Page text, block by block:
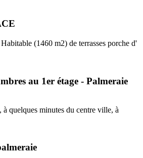
(1460 m2) de terrasses porche d'
au 1er étage - Palmeraie
quelques minutes du centre ville, à